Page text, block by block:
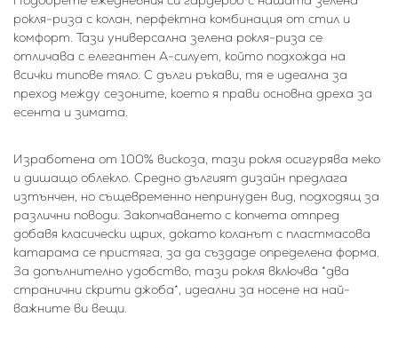
рокля-риза с колан, перфектна комбинация от стил и
комфорт. Тази универсална зелена рокля-риза се
отличава с елегантен А-силует, който подхожда на
всички типове тяло. С дълги ръкави, тя е идеална за
преход между сезоните, което я прави основна дреха за
есента и зимата.
Изработена от 100% вискоза, тази рокля осигурява меко
и дишащо облекло. Средно дългият дизайн предлага
изтънчен, но същевременно непринуден вид, подходящ за
различни поводи. Закопчаването с копчета отпред
добавя класически щрих, докато коланът с пластмасова
катарама се пристяга, за да създаде определена форма.
За допълнително удобство, тази рокля включва *два
странични скрити джоба*, идеални за носене на най-
важните ви вещи.